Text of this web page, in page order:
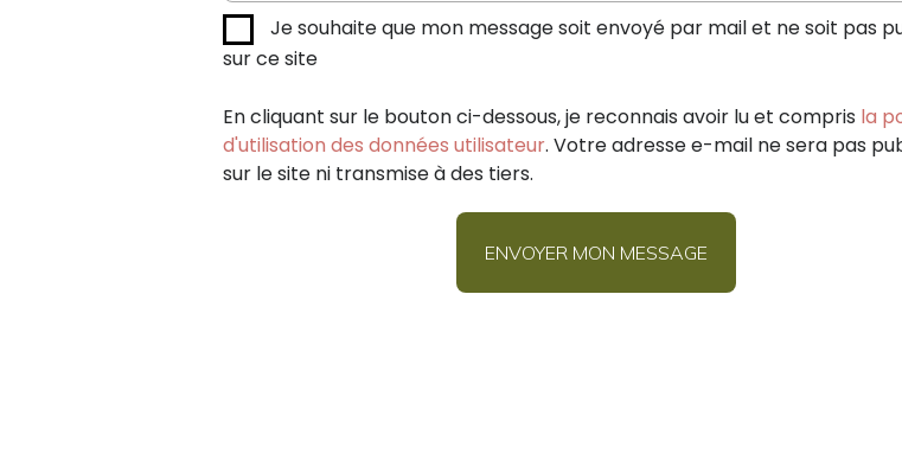
Je souhaite que mon message soit envoyé par mail et ne soit pas
sur ce site
En cliquant sur le bouton ci-dessous, je reconnais avoir lu et compris la
d'utilisation des données utilisateur. Votre adresse e-mail ne sera pas
sur le site ni transmise à des tiers.